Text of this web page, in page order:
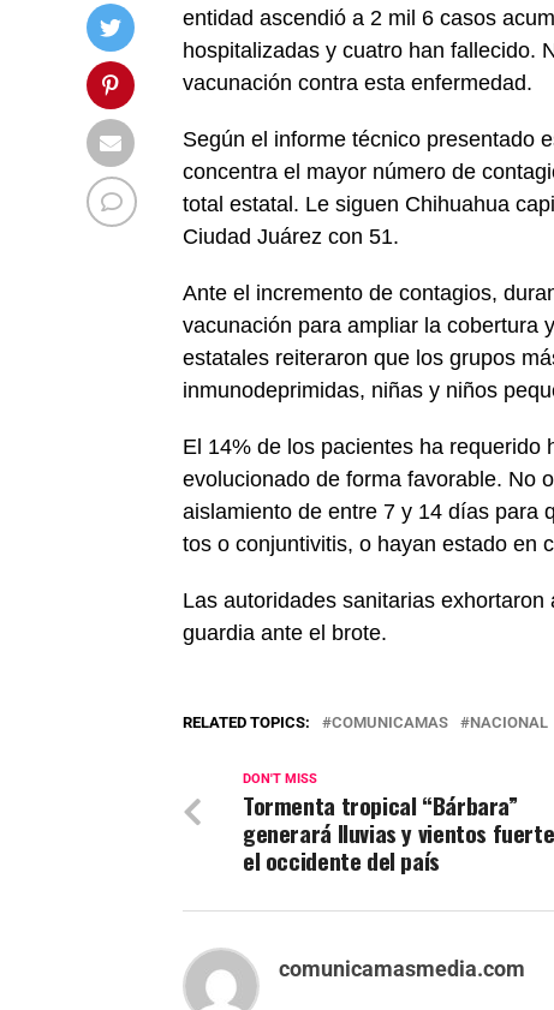
entidad ascendió a 2 mil 6 casos
hospitalizadas y cuatro han fallecido.
vacunación contra esta enfermedad.
Según el informe técnico presentado
concentra el mayor número de
total estatal. Le siguen Chihuahua
Ciudad Juárez con 51.
Ante el incremento de contagios,
vacunación para ampliar la cobertura
estatales reiteraron que los grupos
inmunodeprimidas, niñas y niños
El 14% de los pacientes ha
evolucionado de forma favorable. No
aislamiento de entre 7 y 14 días para
tos o conjuntivitis, o hayan estado en
Las autoridades sanitarias
guardia ante el brote.
RELATED TOPICS: COMUNICAMAS NACIONAL
DON'T MISS
Tormenta tropical “Bárbara”
generará lluvias y vientos
el occidente del país
comunicamasmedia.com